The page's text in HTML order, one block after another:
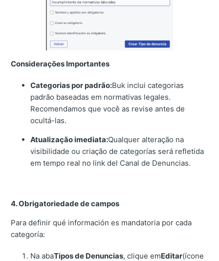
Considerações Importantes
Categorias por padrão:Buk inclui categorias
padrão baseadas em normativas legales.
Recomendamos que você as revise antes de
ocultá-las.
Atualização imediata:Qualquer alteração na
visibilidade ou criação de categorías será refletida
em tempo real no link del Canal de Denuncias.
4. Obrigatoriedade de campos
Para definir qué información es mandatoria por cada
categoría:
Na abaTipos de Denuncias, clique emEditar(ícone